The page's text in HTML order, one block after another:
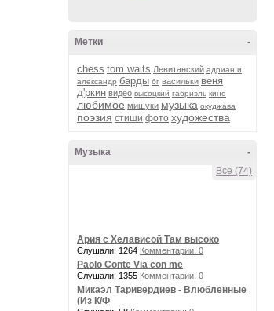
-
Метки
chess tom waits Левитанский адриан и
александр барды бг васильки веня
д'ркин видео высоцкий габриэль кино
любимое мищуки музыка окуджава
поэзия стиши фото художества
-
Музыка
Все (74)
Ария с Хелависой Там высоко
Слушали: 1264 Комментарии: 0
Paolo Conte Via con me
Слушали: 1355 Комментарии: 0
Микаэл Таривердиев - Влюбленные
(Из К/Ф